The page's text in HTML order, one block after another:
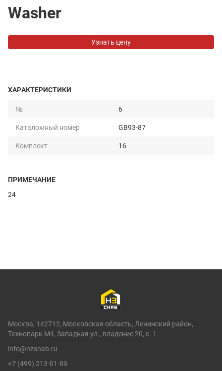
Washer
Узнать цену
ХАРАКТЕРИСТИКИ
№
6
Каталожный номер
GB93-87
Комплект
16
ПРИМЕЧАНИЕ
24
Москва, 142712, Московская область, Ленинский район,
Технопарк М4, Западная ул., владение 20, с. 1
info@nzsnab.ru
+7 (499) 213-01-89